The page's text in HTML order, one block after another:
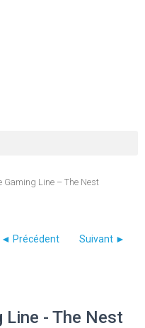
Gaming Line – The Nest
Line - The Nest